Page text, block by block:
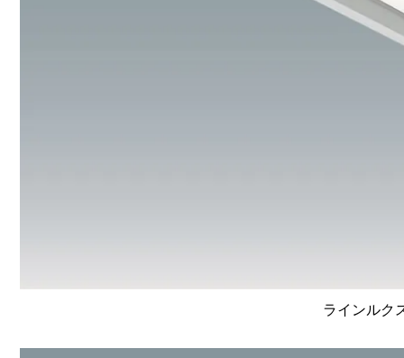
ラインルク